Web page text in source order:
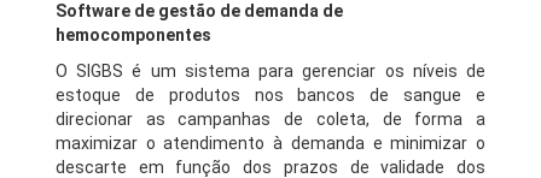
Software de gestão de demanda de
hemocomponentes
O SIGBS é um sistema para gerenciar os níveis de
estoque de produtos nos bancos de sangue e
direcionar as campanhas de coleta, de forma a
maximizar o atendimento à demanda e minimizar o
descarte em função dos prazos de validade dos